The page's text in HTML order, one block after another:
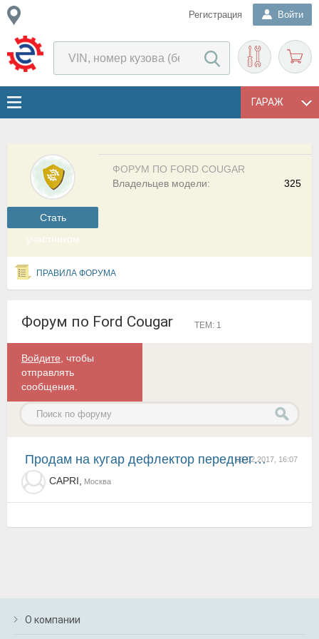
Регистрация Войти
ГАРАЖ
Cтать
участником
ФОРУМ ПО FORD COUGAR
325
Владельцев модели:
ПРАВИЛА ФОРУМА
Форум по Ford Cougar ТЕМ: 1
Войдите , чтобы
отправлять
сообщения.
03.02.2017, 16:07
продам на кугар дефлектор переднего бампера
CAPRI, Москва
О компании